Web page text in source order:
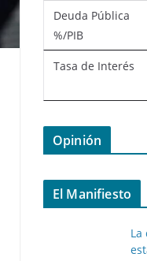
Deuda Pública
%/PIB
Tasa de Interés
Opinión
El Manifiesto
La